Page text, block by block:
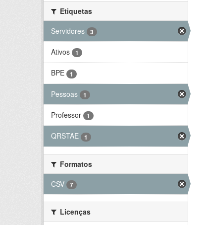
Etiquetas
Servidores
3
Ativos 1
BPE 1
Pessoas 1
Professor 1
QRSTAE 1
Formatos
CSV
7
Licenças